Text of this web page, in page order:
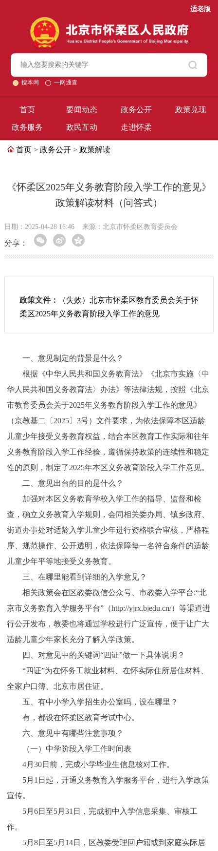
适老版
搜本网 一网通查
首页 要闻动态 政务公开 政策兑现
政务服务 政民互动 走进怀柔
首页 > 政务公开 > 政策解读
《怀柔区2025年义务教育阶段入学工作的意见》
政策解读材料（问答式）
日期：2025-04-28 16:46 来源：北京市怀柔区教育委员会
分享：
政策文件：
（失效）北京市怀柔区教育委员会关于怀
柔区2025年义务教育阶段入学工作的意见
一、意见制定的背景是什么？
根据《中华人民共和国义务教育法》《北京市实施〈中
华人民共和国义务教育法〉办法》等法律法规，按照《北京
市教育委员会关于2025年义务教育阶段入学工作的意见》
（京教基二〔2025〕3号）文件要求，为依法保障本区适龄
儿童少年接受义务教育权益，结合本区教育工作实际和往年
义务教育阶段入学工作经验，遵循保持政策的连续性和稳定
性的原则，制定了2025年本区义务教育阶段入学工作意见。
二、意见出台的目的是什么？
加强对本区义务教育学校入学工作的指导、监督和检
查，确立义务教育入学规则，会同相关委办局、镇乡政府、
街道办事处对适龄入学儿童少年进行资格联合审核，严格程
序、规范操作、公开透明，依法保障每一名符合条件的适龄
儿童少年平等地接受义务教育。
三、在哪里能看到详细的入学意见？
相关政策会在区教委微信公众号、市教委入学平台:“北
京市义务教育入学服务平台”（http://yjrx.bjedu.cn/）等渠道进
行公开发布，教委也将通过学校进行广泛宣传，便于让广大
适龄儿童少年家长充分了解入学政策。
四、对意见中的关键词“四证”做一下具体说明？
“四证”为在怀务工就业材料、在怀实际住所居住材料、
全家户口簿、北京市居住证。
五、有中小学入学招生办公室吗，设在哪里？
有，都设在怀柔区教育考试中心。
六、意见中有哪些注意事项？
（一）中学阶段入学工作时间表
4月30日前，完成小学毕业生信息核对工作。
5月1日起，开通义务教育入学服务平台，进行入学政策
宣传。
5月6日至5月31日，完成初中入学信息采集、审核工
作。
5月8日至5月14日，区教委受理回户籍或到家庭实际居